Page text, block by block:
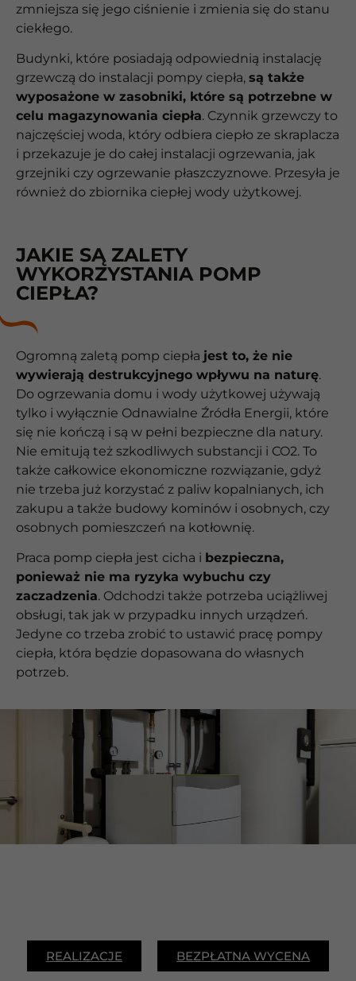
zmniejsza się jego ciśnienie i zmienia się do stanu
ciekłego.
Budynki, które posiadają odpowiednią instalację
grzewczą do instalacji pompy ciepła, są także
wyposażone w zasobniki, które są potrzebne w
celu magazynowania ciepła. Czynnik grzewczy to
najczęściej woda, który odbiera ciepło ze skraplacza
i przekazuje je do całej instalacji ogrzewania, jak
grzejniki czy ogrzewanie płaszczyznowe. Przesyła je
również do zbiornika ciepłej wody użytkowej.
JAKIE SĄ ZALETY
WYKORZYSTANIA POMP
CIEPŁA?
Ogromną zaletą pomp ciepła jest to, że nie
wywierają destrukcyjnego wpływu na naturę.
Do ogrzewania domu i wody użytkowej używają
tylko i wyłącznie Odnawialne Źródła Energii, które
się nie kończą i są w pełni bezpieczne dla natury.
Nie emitują też szkodliwych substancji i CO2. To
także całkowice ekonomiczne rozwiązanie, gdyż
nie trzeba już korzystać z paliw kopalnianych, ich
zakupu a także budowy kominów i osobnych, czy
osobnych pomieszczeń na kotłownię.
Praca pomp ciepła jest cicha i bezpieczna,
ponieważ nie ma ryzyka wybuchu czy
zaczadzenia. Odchodzi także potrzeba uciążliwej
obsługi, tak jak w przypadku innych urządzeń.
Jedyne co trzeba zrobić to ustawić pracę pompy
ciepła, która będzie dopasowana do własnych
potrzeb.
REALIZACJE BEZPŁATNA WYCENA